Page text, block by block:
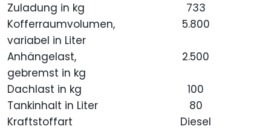
Zuladung in kg
733
Kofferraumvolumen,
variabel in Liter
5.800
Anhängelast,
gebremst in kg
2.500
Dachlast in kg
100
Tankinhalt in Liter
80
Kraftstoffart
Diesel